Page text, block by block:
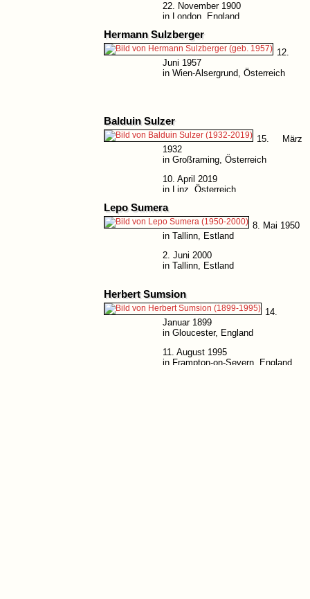
22. November 1900
in London, England
Hermann Sulzberger
12.
Juni 1957
in Wien-Alsergrund, Österreich
Balduin Sulzer
15. März
1932
in Großraming, Österreich
10. April 2019
in Linz, Österreich
Lepo Sumera
8. Mai 1950
in Tallinn, Estland
2. Juni 2000
in Tallinn, Estland
Herbert Sumsion
14.
Januar 1899
in Gloucester, England
11. August 1995
in Frampton-on-Severn, England